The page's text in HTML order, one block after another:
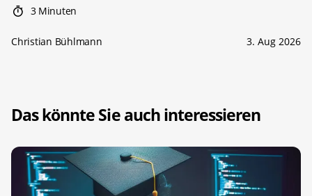
3 Minuten
Christian Bühlmann 3. Aug 2026
Das könnte Sie auch interessieren